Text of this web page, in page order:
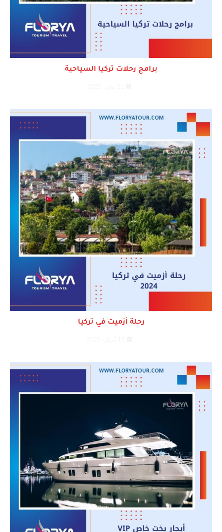
برامج رحلات تركيا السياحية
رحلة أزميت في تركيا